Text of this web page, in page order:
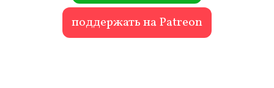
поддержать на Patreon